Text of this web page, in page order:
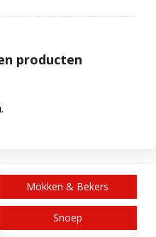
producten
Mokken & Bekers
Snoep